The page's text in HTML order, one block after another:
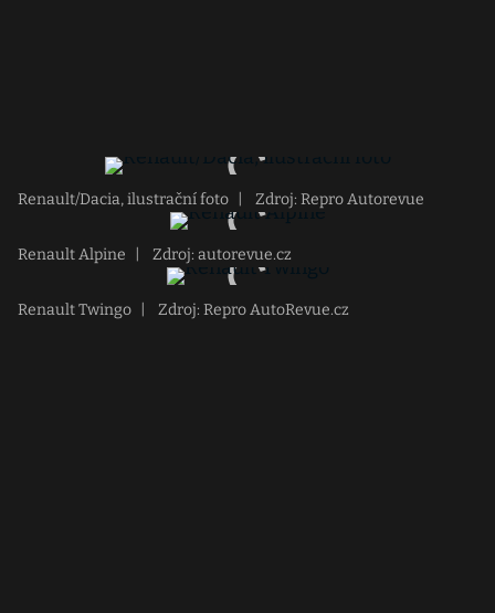
Renault/Dacia, ilustrační foto Zdroj: Repro Autorevue
Renault Alpine Zdroj: autorevue.cz
Renault Twingo Zdroj: Repro AutoRevue.cz